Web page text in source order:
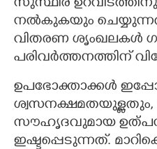
സുസ്ഥിര
നൽകുകയും
വിതരണ ശൃംഖലകൾ
പരിവർത്തനത്തിന്
ഉപഭോക്താക്കൾ
ശ്വസനക്ഷമതയുള്ളതും,
സൗഹൃദവുമായ
ഇഷ്ടപ്പെടുന്നത്.